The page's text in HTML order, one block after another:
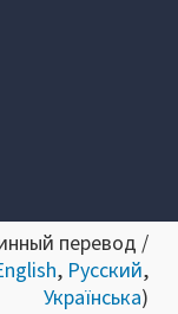
перевод /
, Русский,
Українська)